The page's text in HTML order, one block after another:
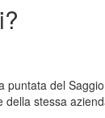
del
stessa